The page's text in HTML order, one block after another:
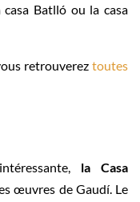
Batlló ou la casa
retrouverez toutes
la Casa
œuvres de Gaudí. Le